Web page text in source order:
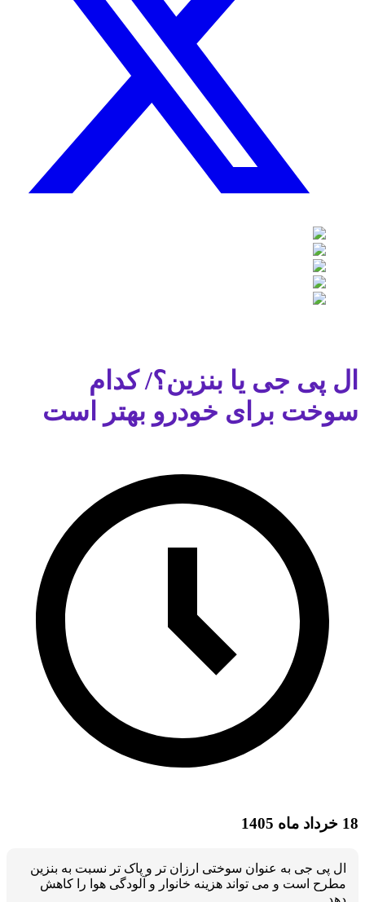
ال پی جی یا بنزین؟/ کدام
سوخت برای خودرو بهتر است
18 خرداد ماه 1405
ال پی جی به عنوان سوختی ارزان تر و پاک تر نسبت به بنزین
مطرح است و می تواند هزینه خانوار و آلودگی هوا را کاهش